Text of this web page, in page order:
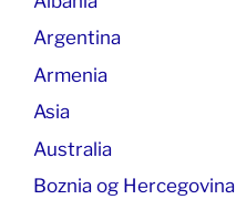
Argentina
Armenia
Asia
Australia
Boznia og Hercegovina